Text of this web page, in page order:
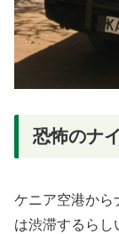
恐怖のナ
ケニア空港から
は渋滞するらし